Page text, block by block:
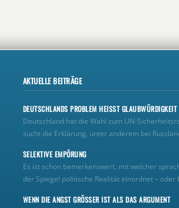
AKTUELLE BEITRÄGE
DEUTSCHLANDS PROBLEM HEISST GLAUBWÜRDIGKEIT
Deutschland hat die Wahl zum
sucht die Erklärung, unter anderem bei
SELEKTIVE EMPÖRUNG
Es ist schon bemerkenswert, mit welcher
der Spiegel politische Realität einordnet – oder
WENN DIE ANGST GRÖSSER IST ALS DAS ARGUMENT